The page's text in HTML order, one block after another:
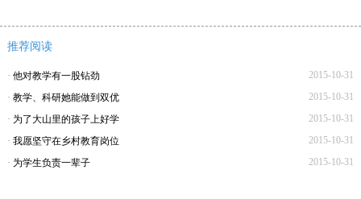
推荐阅读
2015-10-31
· 他对教学有一股钻劲
2015-10-31
· 教学、科研她能做到双优
2015-10-31
· 为了大山里的孩子上好学
2015-10-31
· 我愿坚守在乡村教育岗位
2015-10-31
· 为学生负责一辈子